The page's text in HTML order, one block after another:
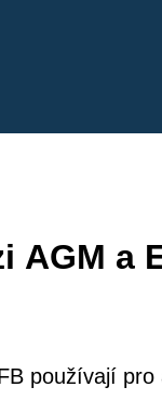
AGM a
používají